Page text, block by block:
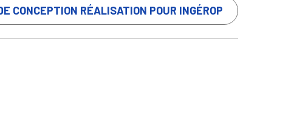
CONCEPTION RÉALISATION POUR INGÉROP